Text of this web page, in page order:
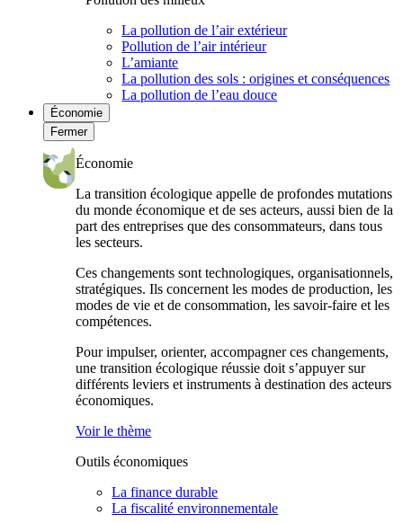
La pollution de l’air extérieur
Pollution de l’air intérieur
L’amiante
La pollution des sols : origines et conséquences
La pollution de l’eau douce
Économie
Fermer
Économie
La transition écologique appelle de profondes mutations
du monde économique et de ses acteurs, aussi bien de la
part des entreprises que des consommateurs, dans tous
les secteurs.
Ces changements sont technologiques, organisationnels,
stratégiques. Ils concernent les modes de production, les
modes de vie et de consommation, les savoir-faire et les
compétences.
Pour impulser, orienter, accompagner ces changements,
une transition écologique réussie doit s’appuyer sur
différents leviers et instruments à destination des acteurs
économiques.
Voir le thème
Outils économiques
La finance durable
La fiscalité environnementale